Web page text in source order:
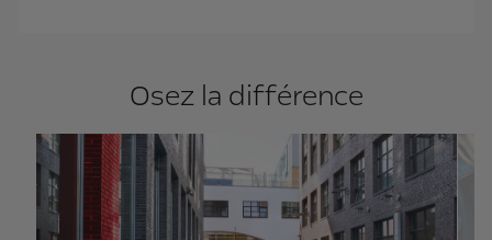
Osez la différence